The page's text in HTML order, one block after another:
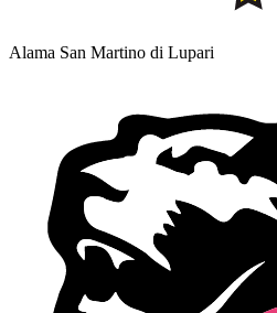
Alama San Martino di Lupari